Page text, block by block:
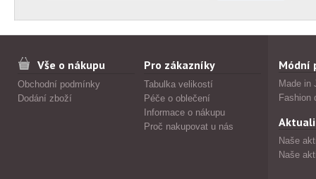
Vše o nákupu
Obchodní podmínky
Dodání zboží
Pro zákazníky
Tabulka velikostí
Péče o oblečení
Informace o nákupu
Proč nakupovat u nás
Módní
Made in
Fashion
Naše
Naše